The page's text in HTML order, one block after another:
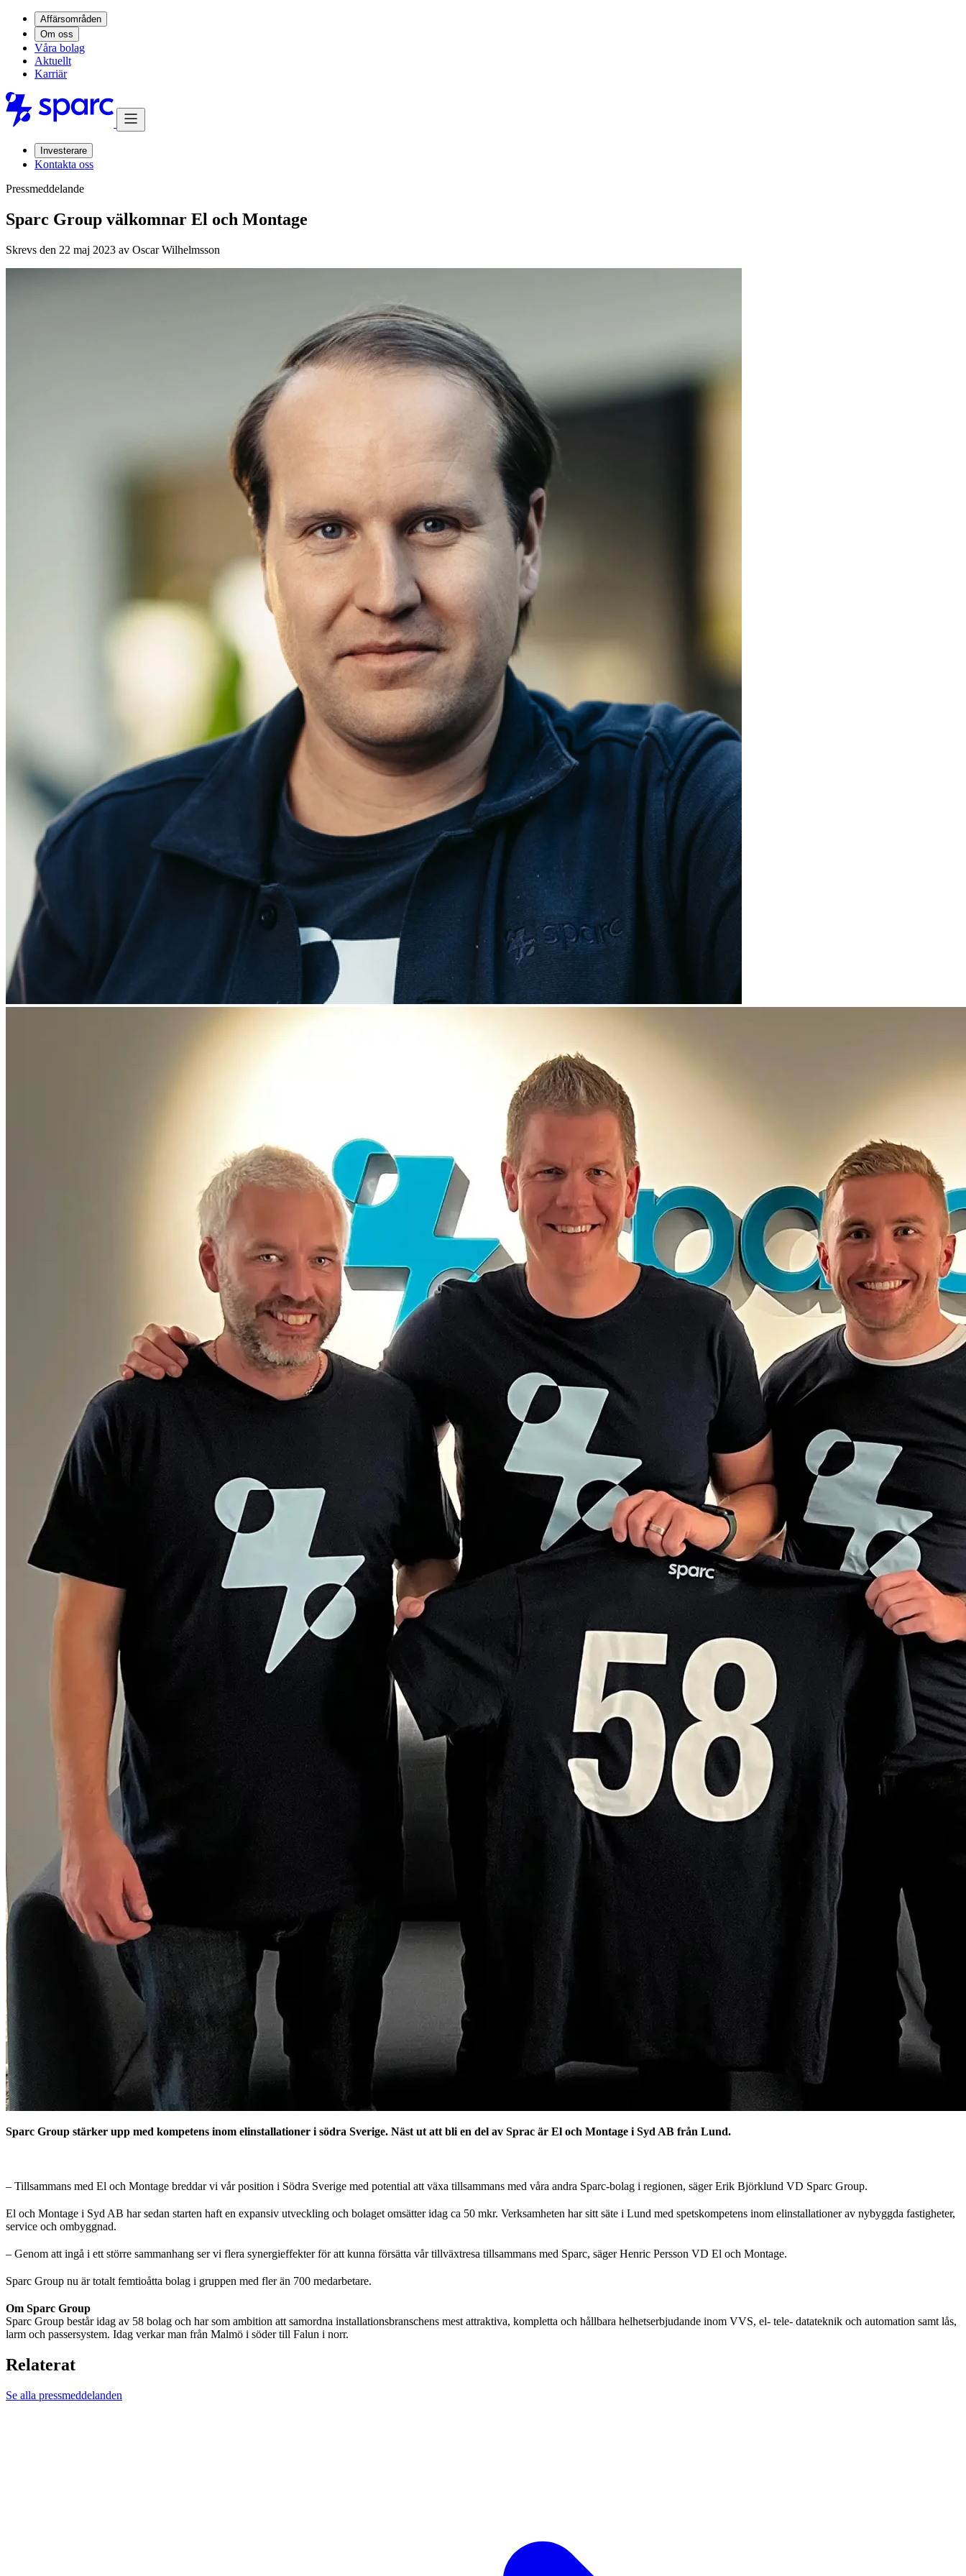
Affärsområden
Om oss
Våra bolag
Aktuellt
Karriär
Investerare
Kontakta oss
Pressmeddelande
Sparc Group välkomnar El och Montage
Skrevs den 22 maj 2023 av Oscar Wilhelmsson
Sparc Group stärker upp med kompetens inom elinstallationer i södra Sverige. Näst ut att bli en del av Sprac är El och Montage i Syd AB från Lund.
– Tillsammans med El och Montage breddar vi vår position i Södra Sverige med potential att växa tillsammans med våra andra Sparc-bolag i regionen, säger Erik Björklund VD Sparc Group.
El och Montage i Syd AB har sedan starten haft en expansiv utveckling och bolaget omsätter idag ca 50 mkr. Verksamheten har sitt säte i Lund med spetskompetens inom elinstallationer av nybyggda fastigheter,
service och ombyggnad.
– Genom att ingå i ett större sammanhang ser vi flera synergieffekter för att kunna försätta vår tillväxtresa tillsammans med Sparc, säger Henric Persson VD El och Montage.
Sparc Group nu är totalt femtioåtta bolag i gruppen med fler än 700 medarbetare.
Om Sparc Group
Sparc Group består idag av 58 bolag och har som ambition att samordna installationsbranschens mest attraktiva, kompletta och hållbara helhetserbjudande inom VVS, el- tele- datateknik och automation samt lås,
larm och passersystem. Idag verkar man från Malmö i söder till Falun i norr.
Relaterat
Se alla pressmeddelanden